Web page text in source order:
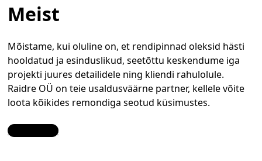
Meist
Mõistame, kui oluline on, et rendipinnad oleksid hästi
hooldatud ja esinduslikud, seetõttu keskendume iga
projekti juures detailidele ning kliendi rahulolule.
Raidre OÜ on teie usaldusväärne partner, kellele võite
loota kõikides remondiga seotud küsimustes.
Contact Us